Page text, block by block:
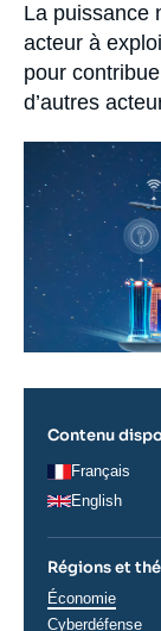
Accroche
La puissance
acteur à
pour
d’autres
Image
principale
Contenu
Français
English
Régions et
Thématiques
analyses
Économie
Cyberdéfense